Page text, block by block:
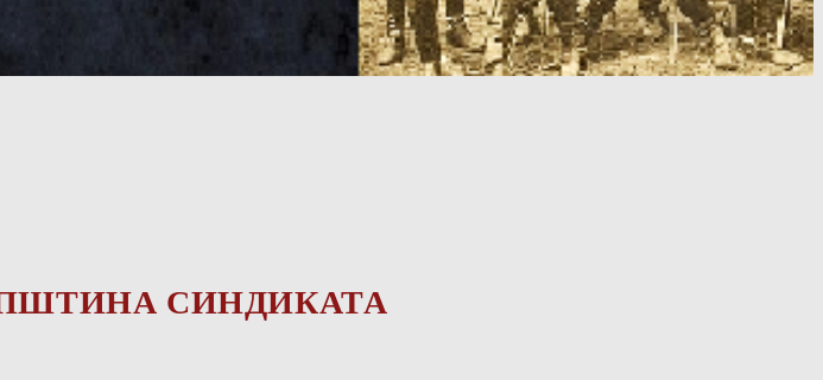
СИНДИКАТА